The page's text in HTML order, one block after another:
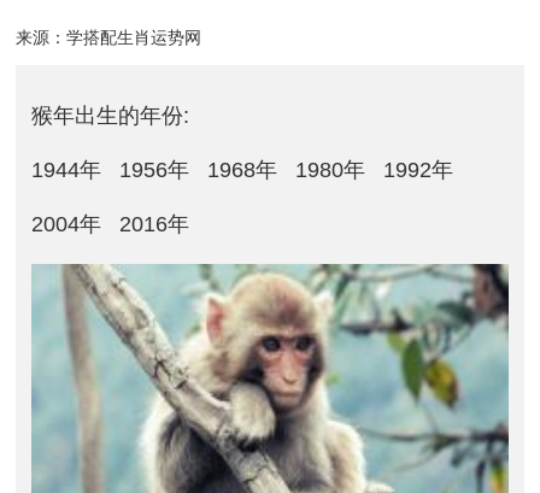
面相
来源：学搭配生肖运势网
猴年出生的年份:
1944年 1956年 1968年 1980年 1992年
2004年 2016年